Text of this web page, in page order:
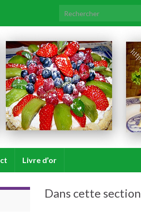
Search for:
Livre d’or
Dans cette section